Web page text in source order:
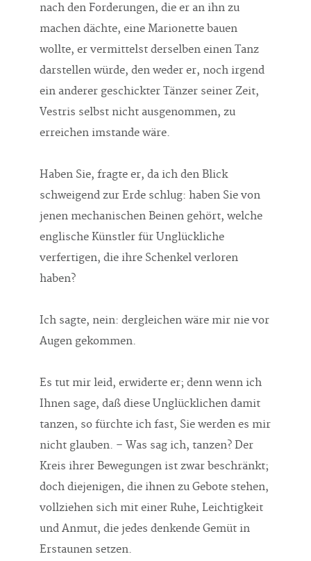
nach den Forderungen, die er an ihn zu
machen dächte, eine Marionette bauen
wollte, er vermittelst derselben einen Tanz
darstellen würde, den weder er, noch irgend
ein anderer geschickter Tänzer seiner Zeit,
Vestris selbst nicht ausgenommen, zu
erreichen imstande wäre.
Haben Sie, fragte er, da ich den Blick
schweigend zur Erde schlug: haben Sie von
jenen mechanischen Beinen gehört, welche
englische Künstler für Unglückliche
verfertigen, die ihre Schenkel verloren
haben?
Ich sagte, nein: dergleichen wäre mir nie vor
Augen gekommen.
Es tut mir leid, erwiderte er; denn wenn ich
Ihnen sage, daß diese Unglücklichen damit
tanzen, so fürchte ich fast, Sie werden es mir
nicht glauben. – Was sag ich, tanzen? Der
Kreis ihrer Bewegungen ist zwar beschränkt;
doch diejenigen, die ihnen zu Gebote stehen,
vollziehen sich mit einer Ruhe, Leichtigkeit
und Anmut, die jedes denkende Gemüt in
Erstaunen setzen.